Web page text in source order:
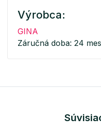
Výrobca:
GINA
Záručná doba: 24